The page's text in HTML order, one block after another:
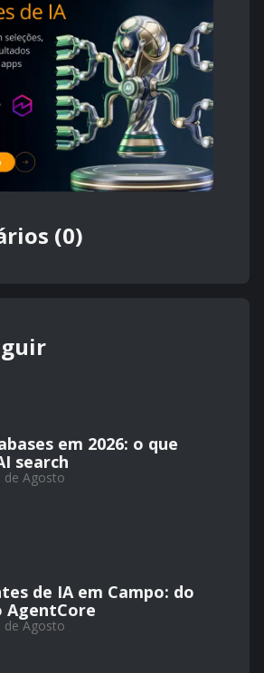
(0)
em 2026: o que
search
de Agosto
de IA em Campo: do
AgentCore
de Agosto